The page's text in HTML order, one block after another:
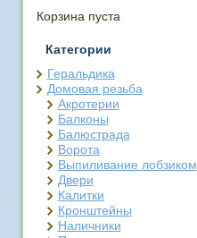
Корзина пуста
Категории
Геральдика
Домовая резьба
Акротерии
Балконы
Балюстрада
Ворота
Выпиливание лобзиком
Двери
Калитки
Кронштейны
Наличники